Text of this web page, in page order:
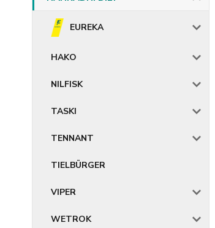
EUREKA
HAKO
NILFISK
TASKI
TENNANT
TIELBÜRGER
VIPER
WETROK